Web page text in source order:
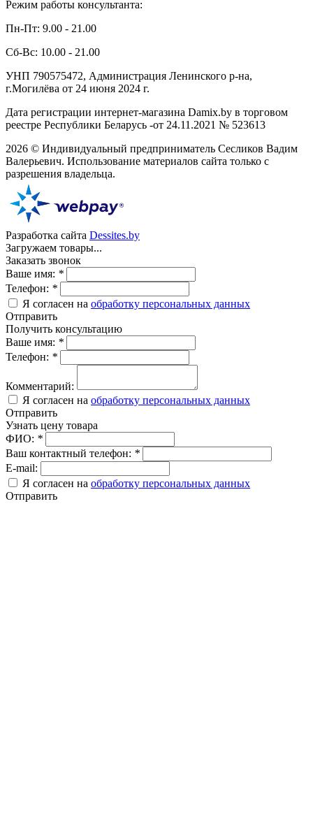
Режим работы консультанта:
Пн-Пт: 9.00 - 21.00
Сб-Вс: 10.00 - 21.00
УНП 790575472, Администрация Ленинского р-на,
г.Могилёва от 24 июня 2024 г.
Дата регистрации интернет-магазина Damix.by в торговом
реестре Республики Беларусь -от 24.11.2021 № 523613
2026 © Индивидуальный предприниматель Сесликов Вадим
Валерьевич. Использование материалов сайта только с
разрешения владельца.
Разработка сайта Dessites.by
Загружаем товары...
Заказать звонок
Ваше имя: *
Телефон: *
Я согласен на обработку персональных данных
Отправить
Получить консультацию
Ваше имя: *
Телефон: *
Комментарий:
Я согласен на обработку персональных данных
Отправить
Узнать цену товара
ФИО: *
Ваш контактный телефон: *
E-mail:
Я согласен на обработку персональных данных
Отправить